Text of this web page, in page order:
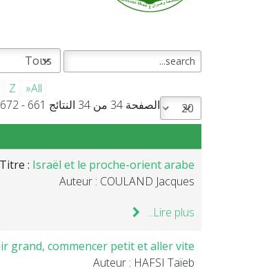
Z
»All
الصفحة 34 من 34 النتائج 661 - 672 من 672
Titre : Israël et le proche-orient arabe
Auteur : COULAND Jacques
Lire plus...
grand, commencer petit et aller vite
Auteur : HAFSI Taïeb